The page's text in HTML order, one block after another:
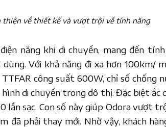
thiện về thiết kế và vượt trội về tính năng
năng khi di chuyển, mang đến
Với khả năng đi xa hơn 100km/
công suất 600W, chỉ số chống
di chuyển trong đô thị. Đặc biệt ắc
sạc. Con số này giúp Odora vượt
đã phải thay mới. Nhờ vậy, khách